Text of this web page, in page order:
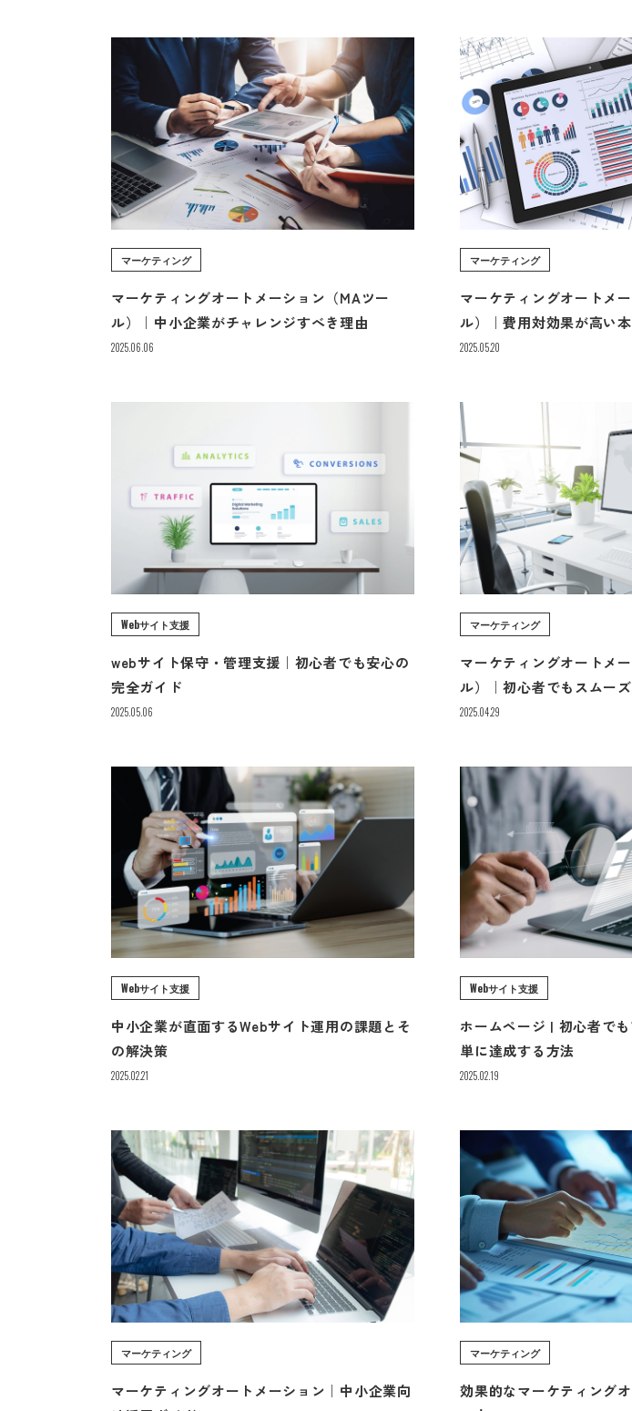
マーケティング
マーケティングオートメーション（MAツー
ル）｜中小企業がチャレンジすべき理由
2025.06.06
マーケティング
マーケティングオートメ
ル）｜費用対効果が高い
2025.05.20
Webサイト支援
webサイト保守・管理支援｜初心者でも安心の
完全ガイド
2025.05.06
マーケティング
マーケティングオートメ
ル）｜初心者でもスムー
2025.04.29
Webサイト支援
中小企業が直面するWebサイト運用の課題とそ
の解決策
2025.02.21
Webサイト支援
ホームページ | 初心者で
単に達成する方法
2025.02.19
マーケティング
マーケティングオートメーション｜中小企業向
マーケティング
効果的なマーケティング